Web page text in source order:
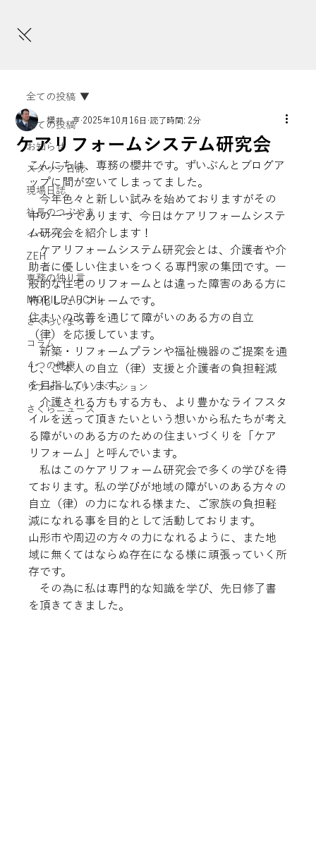
全ての投稿
お知らせ
スタッフ日誌
現場日誌
社長のつぶやき
イベント
ZEH
専務の独り言
MOBILE ARCHI
さくらいまつり
コラム
４つの健康
リフォーム/リノベーション
さくらニュース
全ての投稿
ケアリフォームシステム研究会
櫻井 亨 2025年10月16日 読了時間: 2分
こんにちは、専務の櫻井です。ずいぶんとブログア
ップに間が空いてしまってました。
今年色々と新しい試みを始めておりますがその
中の一つであります、今日はケアリフォームシステ
ム研究会を紹介します！
ケアリフォームシステム研究会とは、介護者や介
助者に優しい住まいをつくる専門家の集団です。一
般的な住宅のリフォームとは違った障害のある方に
特化したリフォームです。
住まいの改善を通じて障がいのある方の自立
（律）を応援しています。
新築・リフォームプランや福祉機器のご提案を通
じ、ご本人の自立（律）支援と介護者の負担軽減
を目指しています。
介護される方もする方も、より豊かなライフスタ
イルを送って頂きたいという想いから私たちが考え
る障がいのある方のための住まいづくりを「ケア
リフォーム」と呼んでいます。
私はこのケアリフォーム研究会で多くの学びを得
ております。私の学びが地域の障がいのある方々の
自立（律）の力になれる様また、ご家族の負担軽
減になれる事を目的として活動しております。
山形市や周辺の方々の力になれるように、また地
域に無くてはならぬ存在になる様に頑張っていく所
存です。
その為に私は専門的な知識を学び、先日修了書
を頂きてきました。